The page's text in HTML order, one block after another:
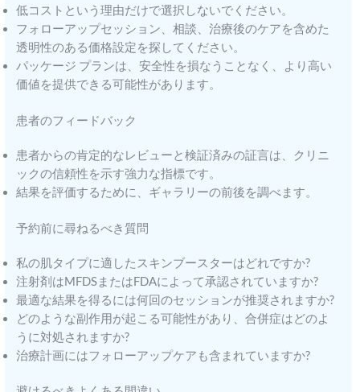
低コストという理由だけで選択しないでください。
フォローアップセッション、相談、治療後のケアを含めた
透明性のある価格設定を探してください。
パッケージ プランは、安全性を損なうことなく、より高い
価値を提供できる可能性があります。
患者のフィードバック
患者からの肯定的なレビューと検証済みの証言は、クリニ
ックの信頼性を示す強力な指標です。
結果を評価するために、ギャラリーの前後を調べます。
予約前に尋ねるべき質問
私の肌タイプに適したスキンブースターはどれですか?
注射剤はMFDSまたはFDAによって承認されていますか?
最適な結果を得るには何回のセッションが推奨されますか?
どのような副作用が起こる可能性があり、合併症はどのよ
うに対処されますか?
治療計画にはフォローアップケアも含まれていますか?